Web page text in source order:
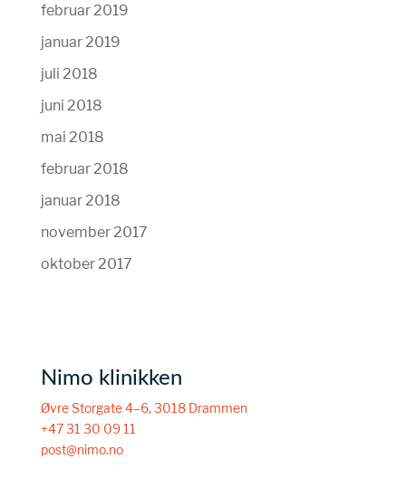
februar 2019
januar 2019
juli 2018
juni 2018
mai 2018
februar 2018
januar 2018
november 2017
oktober 2017
Nimo klinikken
Øvre Storgate 4–6, 3018 Drammen
+47 31 30 09 11
post@nimo.no